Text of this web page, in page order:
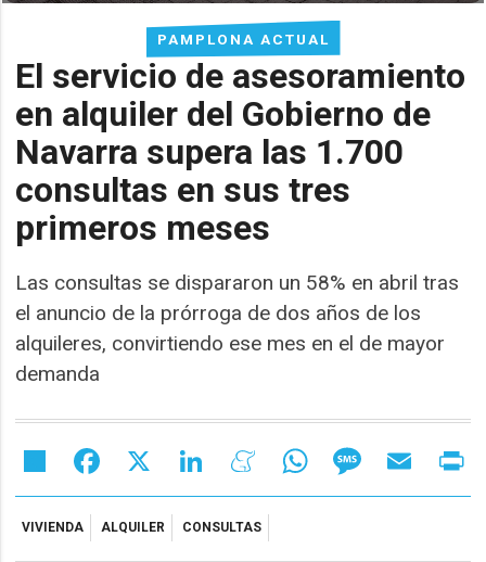
PAMPLONA ACTUAL
El servicio de asesoramiento
en alquiler del Gobierno de
Navarra supera las 1.700
consultas en sus tres
primeros meses
Las consultas se dispararon un 58% en abril tras
el anuncio de la prórroga de dos años de los
alquileres, convirtiendo ese mes en el de mayor
demanda
Share Facebook LinkedIn MeneameWhatsAppMessageEmail
VIVIENDA ALQUILER CONSULTAS